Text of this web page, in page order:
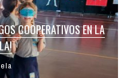
COOPERATIVOS EN LA